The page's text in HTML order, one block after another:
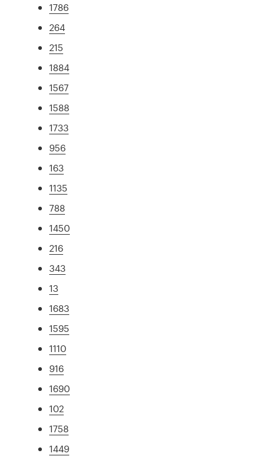
1786
264
215
1884
1567
1588
1733
956
163
1135
788
1450
216
343
13
1683
1595
1110
916
1690
102
1758
1449